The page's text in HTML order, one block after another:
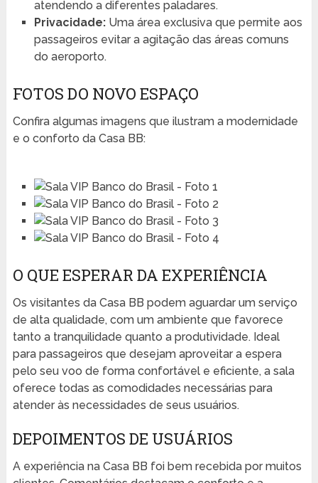
atendendo a diferentes paladares.
Privacidade:Uma área exclusiva que permite aos
passageiros evitar a agitação das áreas comuns
do aeroporto.
FOTOS DO NOVO ESPAÇO
Confira algumas imagens que ilustram a modernidade
e o conforto da Casa BB:
O QUE ESPERAR DA EXPERIÊNCIA
Os visitantes da Casa BB podem aguardar um serviço
de alta qualidade, com um ambiente que favorece
tanto a tranquilidade quanto a produtividade. Ideal
para passageiros que desejam aproveitar a espera
pelo seu voo de forma confortável e eficiente, a sala
oferece todas as comodidades necessárias para
atender às necessidades de seus usuários.
DEPOIMENTOS DE USUÁRIOS
A experiência na Casa BB foi bem recebida por muitos